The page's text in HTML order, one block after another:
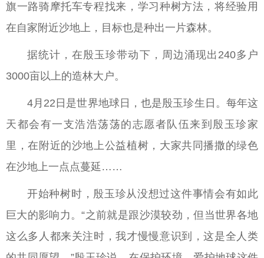
旗一路骑摩托车专程找来，学习种树方法，将经验用
在自家附近沙地上，目标也是种出一片森林。
据统计，在殷玉珍带动下，周边涌现出240多户
3000亩以上的造林大户。
4月22日是世界地球日，也是殷玉珍生日。每年这
天都会有一支浩浩荡荡的志愿者队伍来到殷玉珍家
里，在附近的沙地上公益植树，大家共同播撒的绿色
在沙地上一点点蔓延……
开始种树时，殷玉珍从没想过这件事情会有如此
巨大的影响力。“之前就是跟沙漠较劲，但当世界各地
这么多人都来关注时，我才慢慢意识到，这是全人类